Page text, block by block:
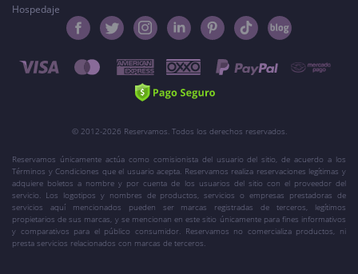
Hospedaje
© 2012-2026 Reservamos. Todos los derechos reservados.
Reservamos únicamente actúa como comisionista del usuario del sitio, de acuerdo a los
Términos y Condiciones que el usuario acepta. Reservamos realiza reservaciones legítimas y
adquiere boletos a nombre y por cuenta de los usuarios del sitio con el proveedor del
servicio. Los logotipos y nombres de productos, servicios o empresas prestadoras de
servicios aquí mencionados pueden ser marcas registradas de terceros, legítimos
propietarios de sus marcas, y se mencionan en este sitio únicamente para fines informativos
y comparativos para el público consumidor. Reservamos no comercializa productos, ni
presta servicios relacionados con marcas de terceros.